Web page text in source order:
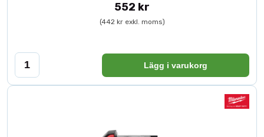
552 kr
(442 kr exkl. moms)
Lägg i varukorg